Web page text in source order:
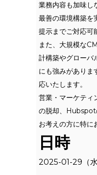
業務内容も加味
最善の環境構築を
提示までご対応可
また、大規模な
計構築やグローバ
にも強みがありま
応いたします。
営業・マーケティ
の脱却、Hubspot
お考えの方に特に
日時
2025-01-29（